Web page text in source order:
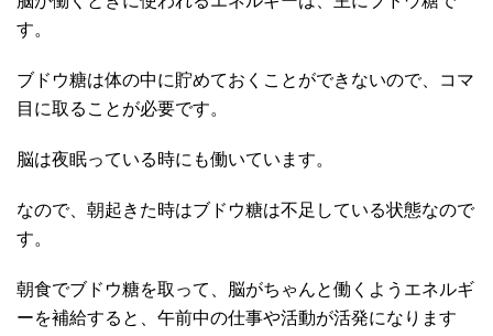
す。
ブドウ糖は体の中に貯めておくことができないので、コマ
目に取ることが必要です。
脳は夜眠っている時にも働いています。
なので、朝起きた時はブドウ糖は不足している状態なので
す。
朝食でブドウ糖を取って、脳がちゃんと働くようエネルギ
ーを補給すると、午前中の仕事や活動が活発になります